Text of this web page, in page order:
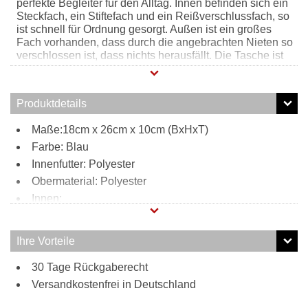
perfekte Begleiter für den Alltag. Innen befinden sich ein
Steckfach, ein Stiftefach und ein Reißverschlussfach, so
ist schnell für Ordnung gesorgt. Außen ist ein großes
Fach vorhanden, dass durch die angebrachten Nieten so
verschlossen ist, dass nichts herausfällt. Die Tasche ist
durch ihr robustes Material sehr gut für Ausflüge, Sport
Tasche leicht, auf den Körper und die Aktivität perfekt
abgestimmt, verstellt werden.
Produktdetails
Maße:18cm x 26cm x 10cm (BxHxT)
Farbe: Blau
Innenfutter: Polyester
Obermaterial: Polyester
Innen:
Stiftefach
Reißverschlussfach
Außen:
großes Fach vorne
Ihre Vorteile
30 Tage Rückgaberecht
Versandkostenfrei in Deutschland